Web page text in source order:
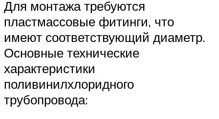
Для монтажа требуются
пластмассовые фитинги, что
имеют соответствующий диаметр.
Основные технические
характеристики
поливинилхлоридного
трубопровода: